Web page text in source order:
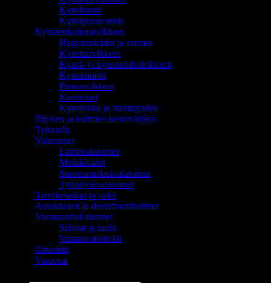
Kynsiuunit
Kynsiporan terät
Kynsienhoitotarvikkeet
Harjoituskädet ja sormet
Kynsitarvikkeet
Kynsi- ja kynsinauhaleikkurit
Kynsimuotit
Pientarvikkeet
Rannetuet
Kynsiviilat ja hiontapalkit
Ripsien ja kulmien kestovärjäys
Työtuolit
Valaisimet
Lattiavalaisimet
Meikkivalot
Suurennuslasivalaisimet
Työpöytävalaisimet
Tarvikesalkut ja pakit
Autoklaavit ja desinfiointilaitteet
Vastaanottokalusteet
Sohvat ja tuolit
Vastaanottotiskit
Tatuointi
Varaosat